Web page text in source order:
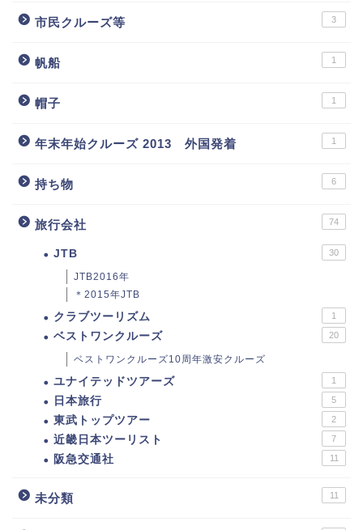
市民クルーズ等 3
帆船 1
帽子 1
年末年始クルーズ 2013 外国発着 1
持ち物 6
旅行会社 74
JTB 30
JTB2016年
＊2015年JTB
クラブツーリズム 1
ベストワンクルーズ 20
ベストワンクルーズ10周年激安クルーズ
ユナイテッドツアーズ 1
日本旅行 5
東武トップツアー 2
近畿日本ツーリスト 7
阪急交通社 11
未分類 11